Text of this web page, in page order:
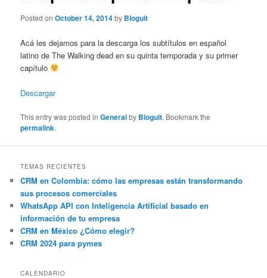
Posted onOctober 14, 2014by Bloguit
Acá les dejamos para la descarga los subtítulos en español
latino de The Walking dead en su quinta temporada y su primer
capítulo
Descargar
This entry was posted inGeneralby Bloguit. Bookmark the
permalink.
TEMAS RECIENTES
CRM en Colombia: cómo las empresas están transformando
sus procesos comerciales
WhatsApp API con Inteligencia Artificial basado en
información de tu empresa
CRM en México ¿Cómo elegir?
CRM 2024 para pymes
CALENDARIO